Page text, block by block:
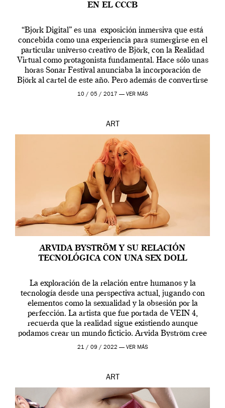
EN EL CCCB
“Bjork Digital” es una exposición inmersiva que está
concebida como una experiencia para sumergirse en el
particular universo creativo de Björk, con la Realidad
Virtual como protagonista fundamental. Hace sólo unas
horas Sonar Festival anunciaba la incorporación de
Björk al cartel de este año. Pero además de convertirse
en una de las actuaciones más relevantes […]
10 / 05 / 2017 — VER MÁS
ART
ARVIDA BYSTRÖM Y SU RELACIÓN
TECNOLÓGICA CON UNA SEX DOLL
La exploración de la relación entre humanos y la
tecnología desde una perspectiva actual, jugando con
elementos como la sexualidad y la obsesión por la
perfección. La artista que fue portada de VEIN 4,
recuerda que la realidad sigue existiendo aunque
podamos crear un mundo ficticio. Arvida Byström cree
que los humanos tienen un complejo […]
21 / 09 / 2022 — VER MÁS
ART